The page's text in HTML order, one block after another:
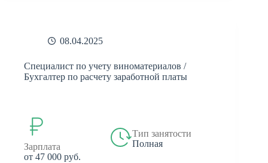
08.04.2025
Специалист по учету виноматериалов /
Бухгалтер по расчету заработной платы
Зарплата
от 47 000 руб.
Тип занятости
Полная